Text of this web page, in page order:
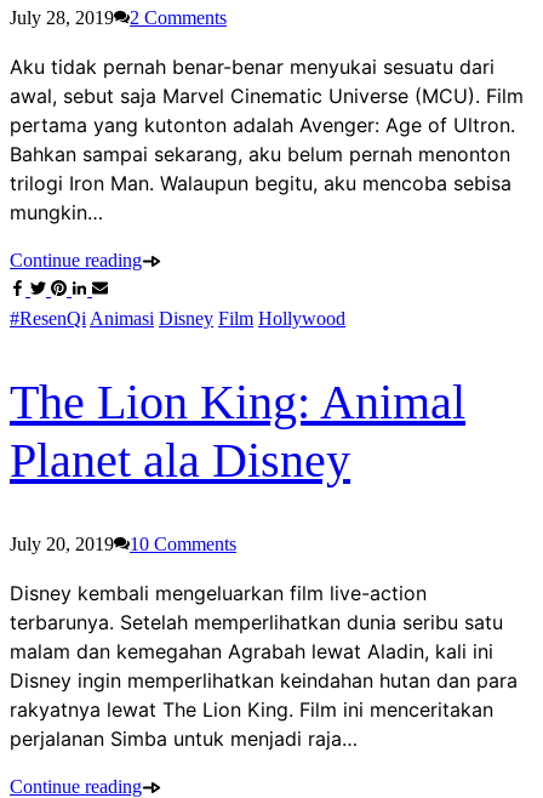
July 28, 2019 2 Comments
Aku tidak pernah benar-benar menyukai sesuatu dari
awal, sebut saja Marvel Cinematic Universe (MCU). Film
pertama yang kutonton adalah Avenger: Age of Ultron.
Bahkan sampai sekarang, aku belum pernah menonton
trilogi Iron Man. Walaupun begitu, aku mencoba sebisa
mungkin…
Continue reading
#ResenQi Animasi Disney Film Hollywood
The Lion King: Animal
Planet ala Disney
July 20, 2019 10 Comments
Disney kembali mengeluarkan film live-action
terbarunya. Setelah memperlihatkan dunia seribu satu
malam dan kemegahan Agrabah lewat Aladin, kali ini
Disney ingin memperlihatkan keindahan hutan dan para
rakyatnya lewat The Lion King. Film ini menceritakan
perjalanan Simba untuk menjadi raja…
Continue reading